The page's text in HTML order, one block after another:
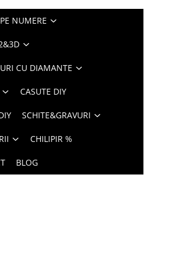
NUMERE
CU DIAMANTE
CASUTE DIY
SCHITE&GRAVURI
CHILIPIR %
BLOG